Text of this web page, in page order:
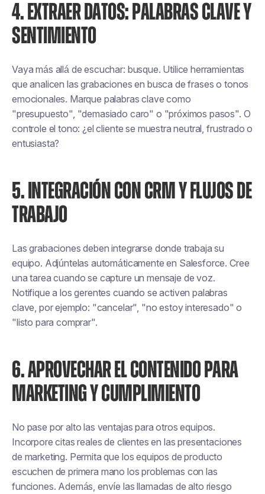
4. EXTRAER DATOS: PALABRAS CLAVE Y
SENTIMIENTO
Vaya más allá de escuchar: busque. Utilice herramientas
que analicen las grabaciones en busca de frases o tonos
emocionales. Marque palabras clave como
"presupuesto", "demasiado caro" o "próximos pasos". O
controle el tono: ¿el cliente se muestra neutral, frustrado o
entusiasta?
5. INTEGRACIÓN CON CRM Y FLUJOS DE
TRABAJO
Las grabaciones deben integrarse donde trabaja su
equipo. Adjúntelas automáticamente en Salesforce. Cree
una tarea cuando se capture un mensaje de voz.
Notifique a los gerentes cuando se activen palabras
clave, por ejemplo: "cancelar", "no estoy interesado" o
"listo para comprar".
6. APROVECHAR EL CONTENIDO PARA
MARKETING Y CUMPLIMIENTO
No pase por alto las ventajas para otros equipos.
Incorpore citas reales de clientes en las presentaciones
de marketing. Permita que los equipos de producto
escuchen de primera mano los problemas con las
funciones. Además, envíe las llamadas de alto riesgo